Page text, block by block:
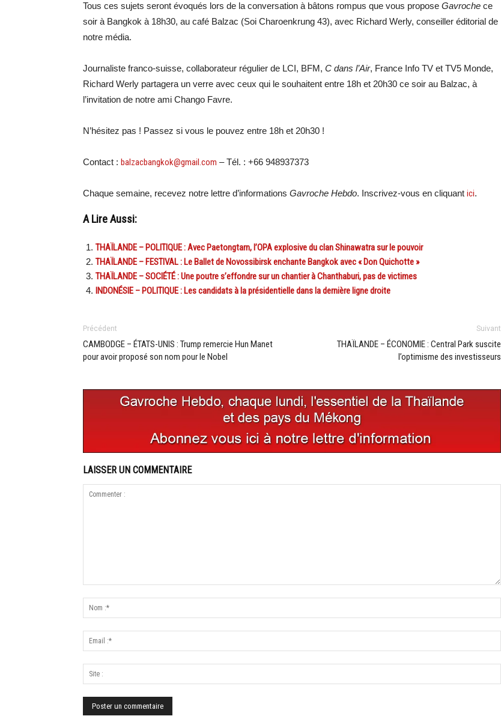
Tous ces sujets seront évoqués lors de la conversation à bâtons rompus que vous propose Gavroche ce
soir à Bangkok à 18h30, au café Balzac (Soi Charoenkrung 43), avec Richard Werly, conseiller éditorial de
notre média.
Journaliste franco-suisse, collaborateur régulier de LCI, BFM, C dans l’Air, France Info TV et TV5 Monde,
Richard Werly partagera un verre avec ceux qui le souhaitent entre 18h et 20h30 ce soir au Balzac, à
l’invitation de notre ami Chango Favre.
N’hésitez pas ! Passez si vous le pouvez entre 18h et 20h30 !
Contact : balzacbangkok@gmail.com – Tél. : +66 948937373
Chaque semaine, recevez notre lettre d’informations Gavroche Hebdo. Inscrivez-vous en cliquant ici.
A Lire Aussi:
THAÏLANDE – POLITIQUE : Avec Paetongtarn, l’OPA explosive du clan Shinawatra sur le pouvoir
THAÏLANDE – FESTIVAL : Le Ballet de Novossibirsk enchante Bangkok avec « Don Quichotte »
THAÏLANDE – SOCIÉTÉ : Une poutre s’effondre sur un chantier à Chanthaburi, pas de victimes
INDONÉSIE – POLITIQUE : Les candidats à la présidentielle dans la dernière ligne droite
Précédent
CAMBODGE – ÉTATS-UNIS : Trump remercie Hun Manet
pour avoir proposé son nom pour le Nobel
Suivant
THAÏLANDE – ÉCONOMIE : Central Park suscite
l’optimisme des investisseurs
LAISSER UN COMMENTAIRE